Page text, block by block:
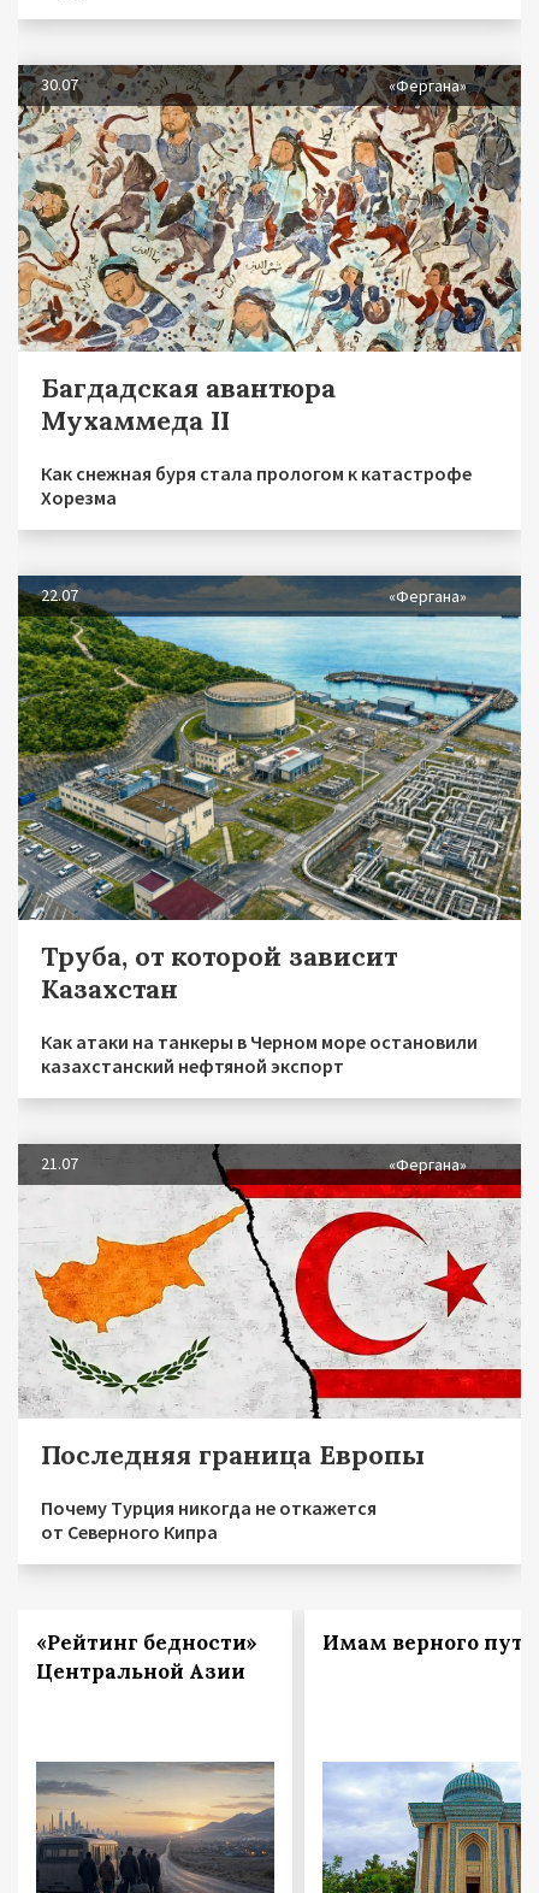
30.07 «Фергана»
Багдадская авантюра
Мухаммеда II
Как снежная буря стала прологом к катастрофе
Хорезма
22.07 «Фергана»
Труба, от которой зависит
Казахстан
Как атаки на танкеры в Черном море остановили
казахстанский нефтяной экспорт
21.07 «Фергана»
Последняя граница Европы
Почему Турция никогда не откажется
от Северного Кипра
«Рейтинг бедности»
Центральной Азии
Имам верного пути